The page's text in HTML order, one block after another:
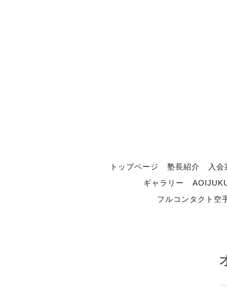
トップページ 塾長紹介
入
ギャラリー
フルコンタクト空